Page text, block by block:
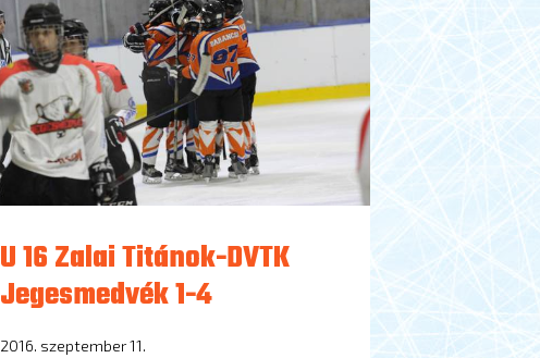
U 16 Zalai Titánok-DVTK
Jegesmedvék 1-4
2016. szeptember 11.